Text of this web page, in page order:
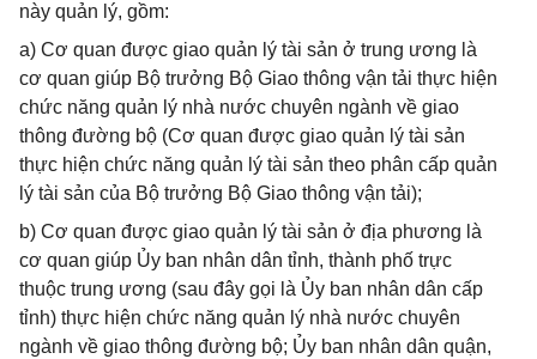
này quản lý, gồm:
a) Cơ quan được giao quản lý tài sản ở trung ương là
cơ quan giúp Bộ trưởng Bộ Giao thông vận tải thực hiện
chức năng quản lý nhà nước chuyên ngành về giao
thông đường bộ (Cơ quan được giao quản lý tài sản
thực hiện chức năng quản lý tài sản theo phân cấp quản
lý tài sản của Bộ trưởng Bộ Giao thông vận tải);
b) Cơ quan được giao quản lý tài sản ở địa phương là
cơ quan giúp Ủy ban nhân dân tỉnh, thành phố trực
thuộc trung ương (sau đây gọi là Ủy ban nhân dân cấp
tỉnh) thực hiện chức năng quản lý nhà nước chuyên
ngành về giao thông đường bộ; Ủy ban nhân dân quận,